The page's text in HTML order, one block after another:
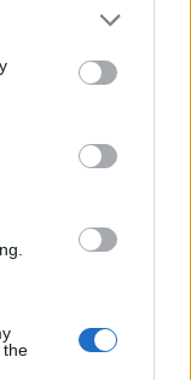
or more Google
You may click to
party tags to
in below Google
the
Nazionale: